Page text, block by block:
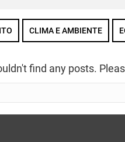
CLIMA E AMBIENTE
find any posts.